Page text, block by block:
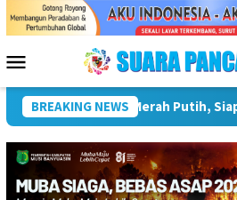
Menu
Mobile
BREAKING NEWS
Plt Bupati Hendri Dukung